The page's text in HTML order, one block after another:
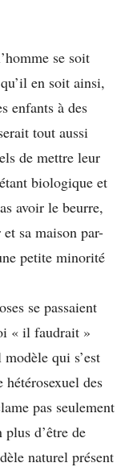
se soit
en soit ainsi,
enfants à des
tout aussi
de mettre leur
biologique et
avoir le beurre,
sa maison par-
petite minorité
se passaient
« il faudrait »
qui s’est
des
pas seulement
d’être de
naturel présent